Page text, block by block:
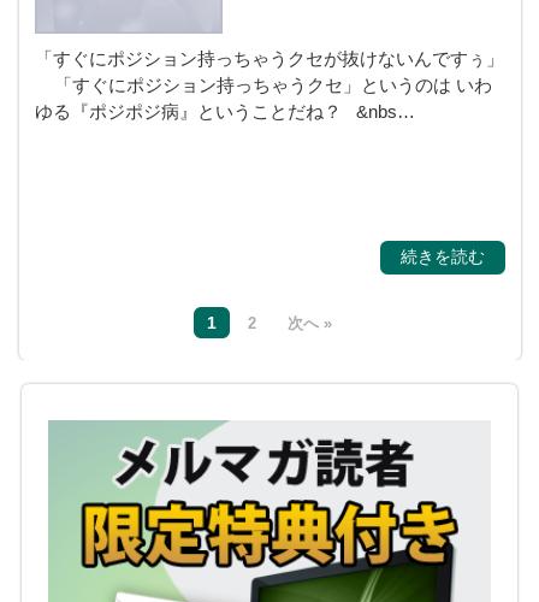
「すぐにポジション持っちゃうクセが抜けないんですぅ」
「すぐにポジション持っちゃうクセ」というのは いわ
ゆる『ポジポジ病』ということだね？ &nbs…
続きを読む
1 2 次へ »